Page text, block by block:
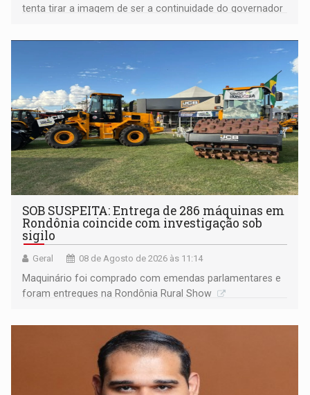
tenta tirar a imagem de ser a continuidade do governador
não ter entrado no modo eleição; ABAV faz evento em
SOB SUSPEITA: Entrega de 286 máquinas em
Rondônia coincide com investigação sob
sigilo
Geral 08 de Agosto de 2026 às 11:14
Maquinário foi comprado com emendas parlamentares e
foram entregues na Rondônia Rural Show